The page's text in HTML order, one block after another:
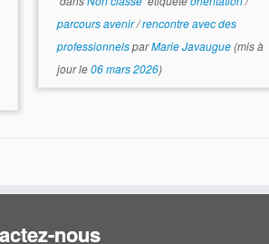
parcours avenir/rencontre avec des
professionnelsparMarie Javaugue(mis à
jour le06 mars 2026)
nous